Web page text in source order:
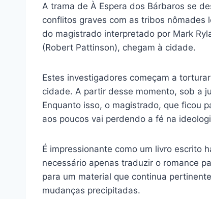
A trama de À Espera dos Bárbaros se
conflitos graves com as tribos
do magistrado interpretado por Mark
(Robert Pattinson), chegam à cidade.
Estes investigadores começam a
cidade. A partir desse momento, sob a
Enquanto isso, o magistrado, que ficou
aos poucos vai perdendo a fé na
É impressionante como um livro escrito
necessário apenas traduzir o romance
para um material que continua
mudanças precipitadas.